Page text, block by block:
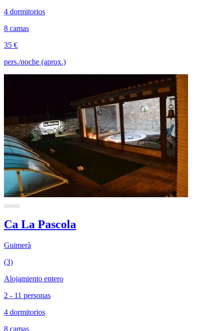
4 dormitorios
8 camas
35 €
pers./noche (aprox.)
Ca La Pascola
Guimerà
(3)
Alojamiento entero
2 - 11 personas
4 dormitorios
8 camas